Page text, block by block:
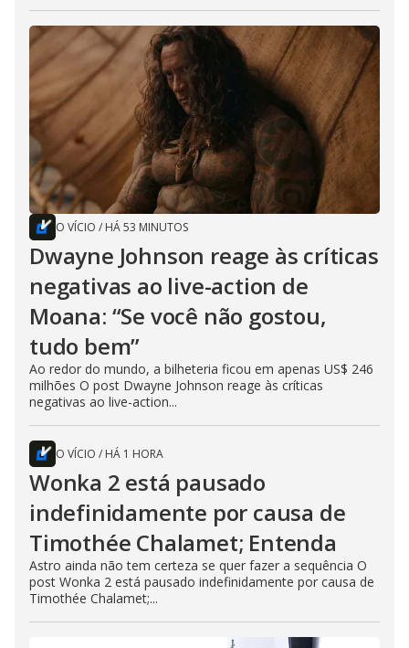
O VÍCIO / HÁ 53 MINUTOS
Dwayne Johnson reage às críticas
negativas ao live-action de
Moana: “Se você não gostou,
tudo bem”
Ao redor do mundo, a bilheteria ficou em apenas US$ 246
milhões O post Dwayne Johnson reage às críticas
negativas ao live-action...
O VÍCIO / HÁ 1 HORA
Wonka 2 está pausado
indefinidamente por causa de
Timothée Chalamet; Entenda
Astro ainda não tem certeza se quer fazer a sequência O
post Wonka 2 está pausado indefinidamente por causa de
Timothée Chalamet;...